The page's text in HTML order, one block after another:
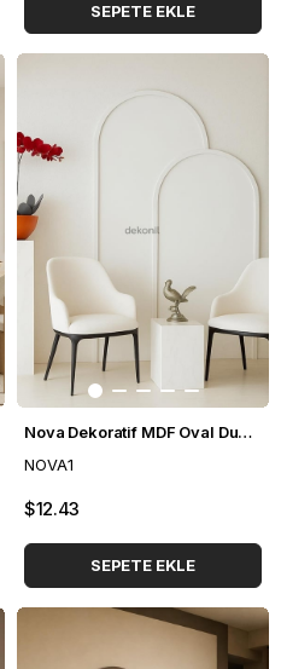
SEPETE EKLE
Nova Dekoratif MDF Oval Duvar Paneli Seti 102*235 cm
NOVA1
$12.43
SEPETE EKLE